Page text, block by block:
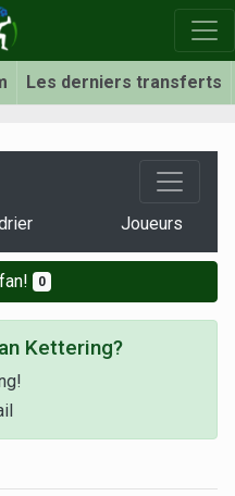
Les derniers transferts
Joueurs
0
Kettering?